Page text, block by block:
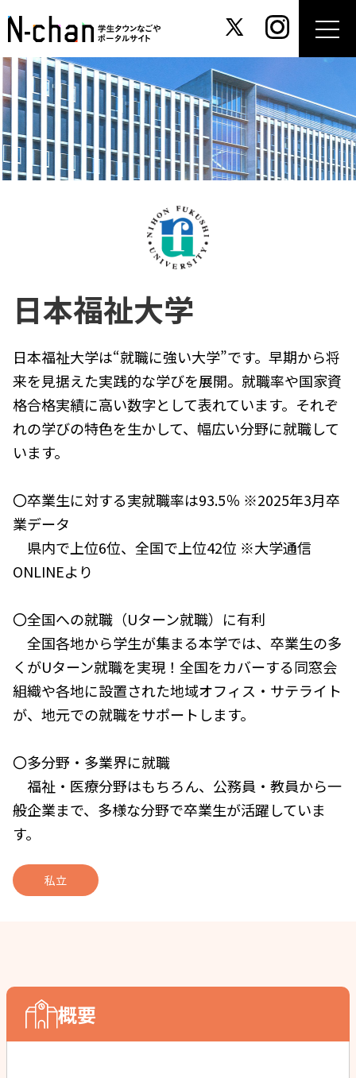
日本福祉大学
日本福祉大学は“就職に強い大学”です。早期から将
来を見据えた実践的な学びを展開。就職率や国家資
格合格実績に高い数字として表れています。それぞ
れの学びの特色を生かして、幅広い分野に就職して
います。
〇卒業生に対する実就職率は93.5％ ※2025年3月卒
業データ
県内で上位6位、全国で上位42位 ※大学通信
ONLINEより
〇全国への就職（Uターン就職）に有利
全国各地から学生が集まる本学では、卒業生の多
くがUターン就職を実現！全国をカバーする同窓会
組織や各地に設置された地域オフィス・サテライト
が、地元での就職をサポートします。
〇多分野・多業界に就職
福祉・医療分野はもちろん、公務員・教員から一
般企業まで、多様な分野で卒業生が活躍していま
す。
私立
概要